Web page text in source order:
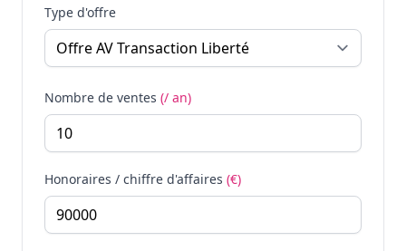
Type d'offre
Nombre de ventes (/ an)
Honoraires / chiffre d'affaires (€)